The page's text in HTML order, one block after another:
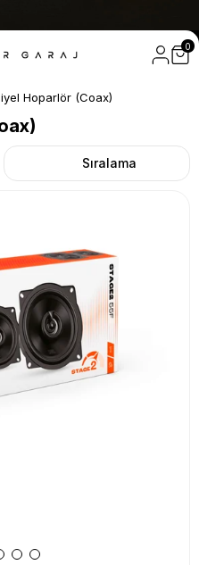
0
Hoparlör (Coax)
Sıralama